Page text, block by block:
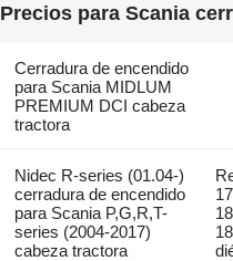
Precios para Scania
Cerradura de encendido
para Scania MIDLUM
PREMIUM DCI cabeza
tractora
Nidec R-series (01.04-)
cerradura de encendido
para Scania P,G,R,T-
series (2004-2017)
cabeza tractora